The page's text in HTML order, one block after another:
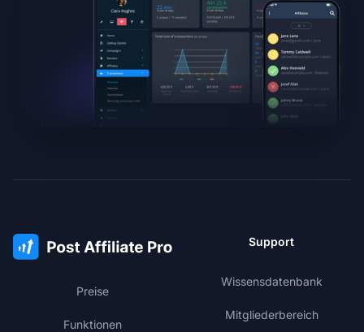
Preise
Funktionen
Support
Wissensdatenbank
Mitgliederbereich